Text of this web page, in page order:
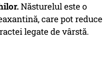
Năsturelul este o
care pot reduce
legate de vârstă.